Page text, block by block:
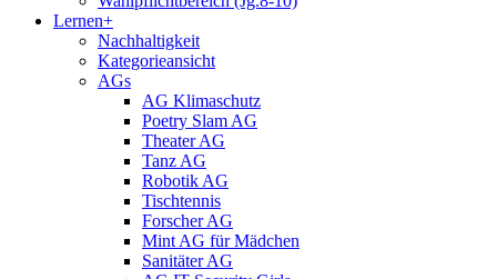
Lernen+
Nachhaltigkeit
Kategorieansicht
AGs
AG Klimaschutz
Poetry Slam AG
Theater AG
Tanz AG
Robotik AG
Tischtennis
Forscher AG
Mint AG für Mädchen
Sanitäter AG